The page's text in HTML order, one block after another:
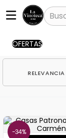
OFERTAS
RELEVANCIA
34%